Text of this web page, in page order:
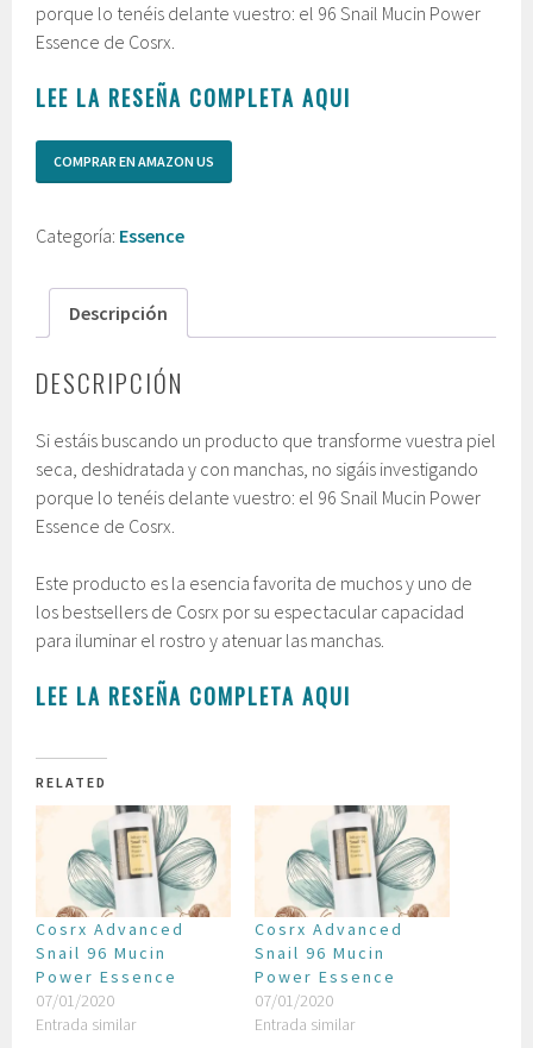
porque lo tenéis delante vuestro: el 96 Snail Mucin Power
Essence de Cosrx.
LEE LA RESEÑA COMPLETA AQUI
COMPRAR EN AMAZON US
Categoría: Essence
Descripción
DESCRIPCIÓN
Si estáis buscando un producto que transforme vuestra piel
seca, deshidratada y con manchas, no sigáis investigando
porque lo tenéis delante vuestro: el 96 Snail Mucin Power
Essence de Cosrx.
Este producto es la esencia favorita de muchos y uno de
los bestsellers de Cosrx por su espectacular capacidad
para iluminar el rostro y atenuar las manchas.
LEE LA RESEÑA COMPLETA AQUI
RELATED
Cosrx Advanced
Snail 96 Mucin
Power Essence
07/01/2020
Entrada similar
Cosrx Advanced
Snail 96 Mucin
Power Essence
07/01/2020
Entrada similar